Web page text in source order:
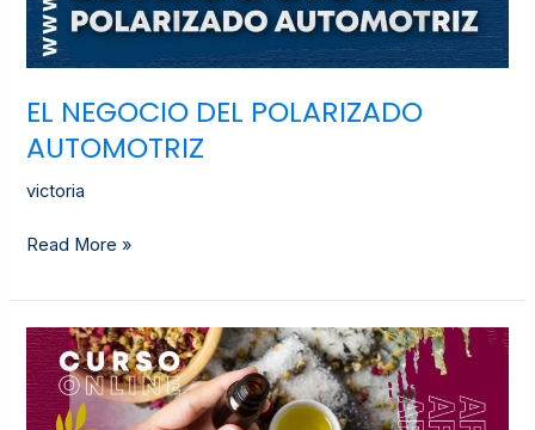
EL NEGOCIO DEL POLARIZADO
AUTOMOTRIZ
victoria
Read More »
AROMATERAPIA
PARA
PRINCIPIANTES